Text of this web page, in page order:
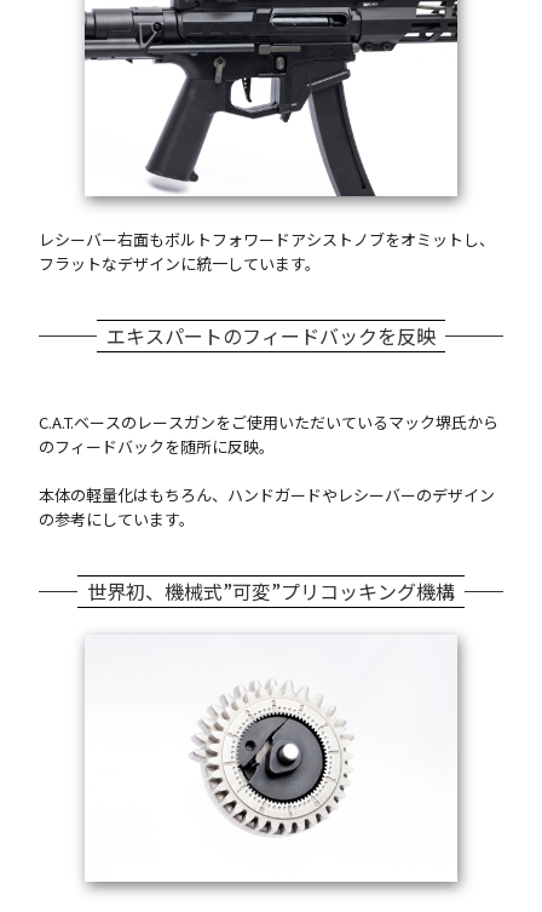
レシーバー右面もボルトフォワードアシストノブをオミットし、
フラットなデザインに統一しています。
エキスパートのフィードバックを反映
C.A.T.ベースのレースガンをご使用いただいているマック堺氏から
のフィードバックを随所に反映。
本体の軽量化はもちろん、ハンドガードやレシーバーのデザイン
の参考にしています。
世界初、機械式”可変”プリコッキング機構